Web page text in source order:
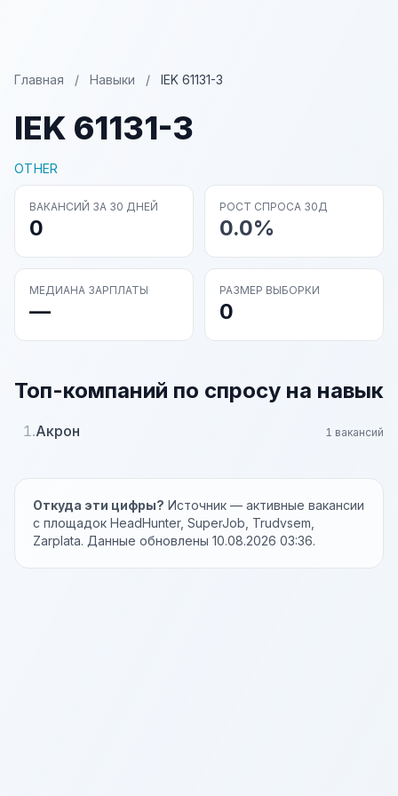
Главная / Навыки / IEK 61131-3
IEK 61131-3
OTHER
ВАКАНСИЙ ЗА 30 ДНЕЙ
0
РОСТ СПРОСА 30Д
0.0%
МЕДИАНА ЗАРПЛАТЫ
—
РАЗМЕР ВЫБОРКИ
0
Топ-компаний по спросу на навык
1.Акрон 1 вакансий
Откуда эти цифры? Источник — активные вакансии
с площадок HeadHunter, SuperJob, Trudvsem,
Zarplata. Данные обновлены 10.08.2026 03:36.